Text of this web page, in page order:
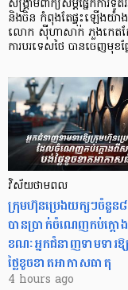
សង្គ្រាមពាក្យសម្តីផ្នែកការទូត
និងចិន កំពុងតែផ្ទុះឡើងយ៉ា
លោក ស៊ីហាសាក់ ភួងកេតកែវ
ការបរទេសថៃ បានចេញមុខផ្ល
វិស័យថាមពល
ក្រុមហ៊ុនប្រេងយក្សៗចំនួ
បានប្រាក់ចំណេញកប់ក្តោង
ខណៈអ្នកជំនាញទាមទារ
ថ្លៃខូចខាតអាកាសធាតុ
4 hours ago